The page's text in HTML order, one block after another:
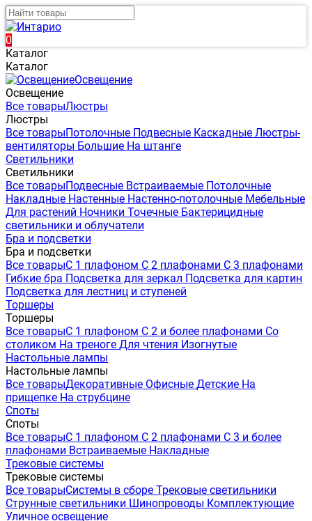
0
Каталог
Каталог
Освещение
Освещение
Все товарыЛюстры
Люстры
Все товарыПотолочные Подвесные Каскадные Люстры-
вентиляторы Большие На штанге
Светильники
Светильники
Все товарыПодвесные Встраиваемые Потолочные
Накладные Настенные Настенно-потолочные Мебельные
Для растений Ночники Точечные Бактерицидные
светильники и облучатели
Бра и подсветки
Бра и подсветки
Все товарыС 1 плафоном С 2 плафонами С 3 плафонами
Гибкие бра Подсветка для зеркал Подсветка для картин
Подсветка для лестниц и ступеней
Торшеры
Торшеры
Все товарыС 1 плафоном С 2 и более плафонами Со
столиком На треноге Для чтения Изогнутые
Настольные лампы
Настольные лампы
Все товарыДекоративные Офисные Детские На
прищепке На струбцине
Споты
Споты
Все товарыС 1 плафоном С 2 плафонами С 3 и более
плафонами Встраиваемые Накладные
Трековые системы
Трековые системы
Все товарыСистемы в сборе Трековые светильники
Струнные светильники Шинопроводы Комплектующие
Уличное освещение